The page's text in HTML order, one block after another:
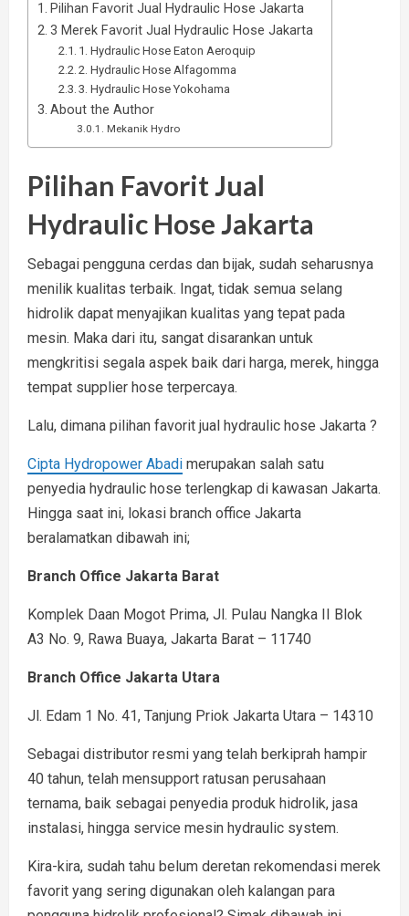
Pilihan Favorit Jual Hydraulic Hose Jakarta
3 Merek Favorit Jual Hydraulic Hose Jakarta
1. Hydraulic Hose Eaton Aeroquip
2. Hydraulic Hose Alfagomma
3. Hydraulic Hose Yokohama
About the Author
Mekanik Hydro
Pilihan Favorit Jual
Hydraulic Hose Jakarta
Sebagai pengguna cerdas dan bijak, sudah seharusnya
menilik kualitas terbaik. Ingat, tidak semua selang
hidrolik dapat menyajikan kualitas yang tepat pada
mesin. Maka dari itu, sangat disarankan untuk
mengkritisi segala aspek baik dari harga, merek, hingga
tempat supplier hose terpercaya.
Lalu, dimana pilihan favorit jual hydraulic hose Jakarta ?
Cipta Hydropower Abadi merupakan salah satu
penyedia hydraulic hose terlengkap di kawasan Jakarta.
Hingga saat ini, lokasi branch office Jakarta
beralamatkan dibawah ini;
Branch Office Jakarta Barat
Komplek Daan Mogot Prima, Jl. Pulau Nangka II Blok
A3 No. 9, Rawa Buaya, Jakarta Barat – 11740
Branch Office Jakarta Utara
Jl. Edam 1 No. 41, Tanjung Priok Jakarta Utara – 14310
Sebagai distributor resmi yang telah berkiprah hampir
40 tahun, telah mensupport ratusan perusahaan
ternama, baik sebagai penyedia produk hidrolik, jasa
instalasi, hingga service mesin hydraulic system.
Kira-kira, sudah tahu belum deretan rekomendasi merek
favorit yang sering digunakan oleh kalangan para